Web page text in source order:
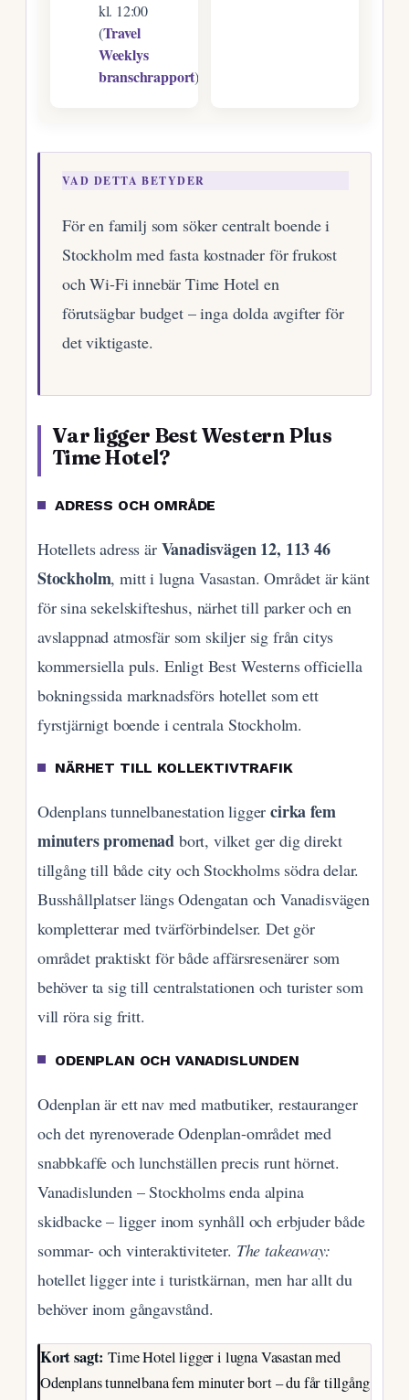
kl. 12:00
(Travel
Weeklys
branschrapport)
VAD DETTA BETYDER
För en familj som söker centralt boende i
Stockholm med fasta kostnader för frukost
och Wi-Fi innebär Time Hotel en
förutsägbar budget – inga dolda avgifter för
det viktigaste.
Var ligger Best Western Plus
Time Hotel?
ADRESS OCH OMRÅDE
Hotellets adress är Vanadisvägen 12, 113 46
Stockholm, mitt i lugna Vasastan. Området är känt
för sina sekelskifteshus, närhet till parker och en
avslappnad atmosfär som skiljer sig från citys
kommersiella puls. Enligt Best Westerns officiella
bokningssida marknadsförs hotellet som ett
fyrstjärnigt boende i centrala Stockholm.
NÄRHET TILL KOLLEKTIVTRAFIK
Odenplans tunnelbanestation liggercirka fem
minuters promenad bort, vilket ger dig direkt
tillgång till både city och Stockholms södra delar.
Busshållplatser längs Odengatan och Vanadisvägen
kompletterar med tvärförbindelser. Det gör
området praktiskt för både affärsresenärer som
behöver ta sig till centralstationen och turister som
vill röra sig fritt.
ODENPLAN OCH VANADISLUNDEN
Odenplan är ett nav med matbutiker, restauranger
och det nyrenoverade Odenplan-området med
snabbkaffe och lunchställen precis runt hörnet.
Vanadislunden – Stockholms enda alpina
skidbacke – ligger inom synhåll och erbjuder både
sommar- och vinteraktiviteter. The takeaway:
hotellet ligger inte i turistkärnan, men har allt du
behöver inom gångavstånd.
Kort sagt: Time Hotel ligger i lugna Vasastan med
Odenplans tunnelbana fem minuter bort – du får tillgång